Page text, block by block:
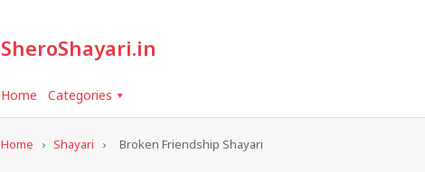
SheroShayari.in
Home Categories ▾
Home › Shayari › Broken Friendship Shayari